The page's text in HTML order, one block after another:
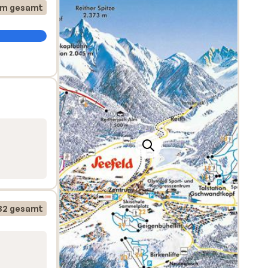
und
gesamt
gesamt